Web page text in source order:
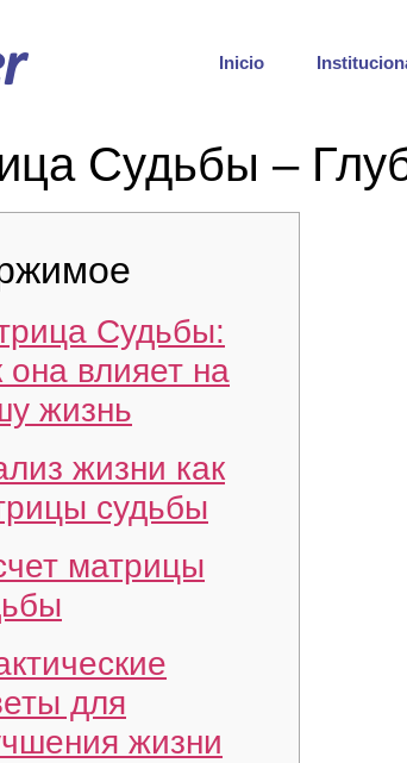
Inicio
Судьбы –
Судьбы:
она влияет на
жизнь
жизни как
судьбы
матрицы
для
жизни